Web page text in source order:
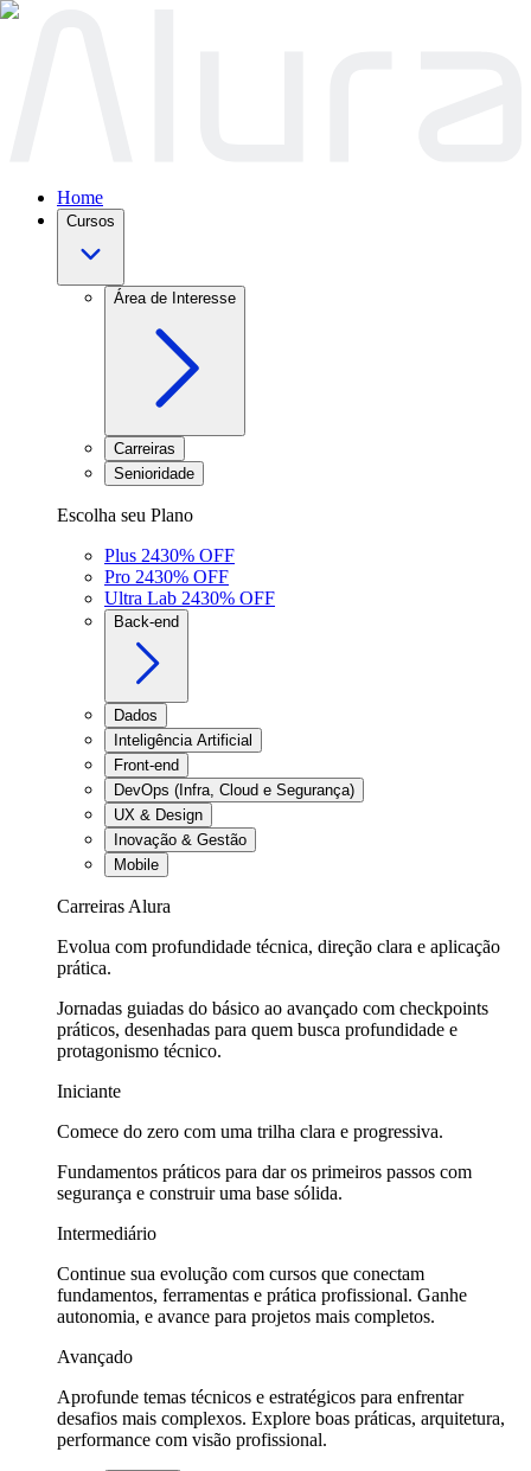
Home
Cursos
Área de Interesse
Carreiras
Senioridade
Escolha seu Plano
Plus 2430% OFF
Pro 2430% OFF
Ultra Lab 2430% OFF
Back-end
Dados
Inteligência Artificial
Front-end
DevOps (Infra, Cloud e Segurança)
UX & Design
Inovação & Gestão
Mobile
Carreiras Alura
Evolua com profundidade técnica, direção clara e aplicação
prática.
Jornadas guiadas do básico ao avançado com checkpoints
práticos, desenhadas para quem busca profundidade e
protagonismo técnico.
Iniciante
Comece do zero com uma trilha clara e progressiva.
Fundamentos práticos para dar os primeiros passos com
segurança e construir uma base sólida.
Intermediário
Continue sua evolução com cursos que conectam
fundamentos, ferramentas e prática profissional. Ganhe
autonomia, e avance para projetos mais completos.
Avançado
Aprofunde temas técnicos e estratégicos para enfrentar
desafios mais complexos. Explore boas práticas, arquitetura,
performance com visão profissional.